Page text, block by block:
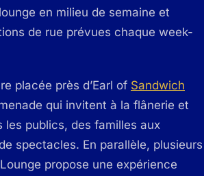
en milieu de semaine et
de rue prévues chaque week-
placée près d’Earl of Sandwich
qui invitent à la flânerie et
les publics, des familles aux
spectacles. En parallèle, plusieurs
propose une expérience